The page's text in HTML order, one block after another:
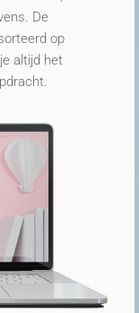
De
op
altijd het